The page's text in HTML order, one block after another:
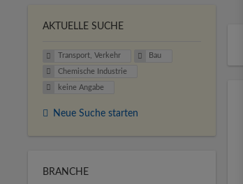
AKTUELLE SUCHE
Transport, Verkehr Bau
Chemische Industrie
keine Angabe
Neue Suche starten
BRANCHE